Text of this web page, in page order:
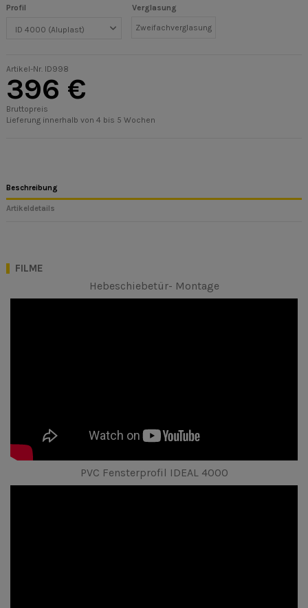
Profil Verglasung
Zweifachverglasung
Artikel-Nr. ID998
396 €
Bruttopreis
Lieferung innerhalb von 4 bis 5 Wochen
Beschreibung
Artikeldetails
FILME
Hebeschiebetür- Montage
PVC Fensterprofil IDEAL 4000